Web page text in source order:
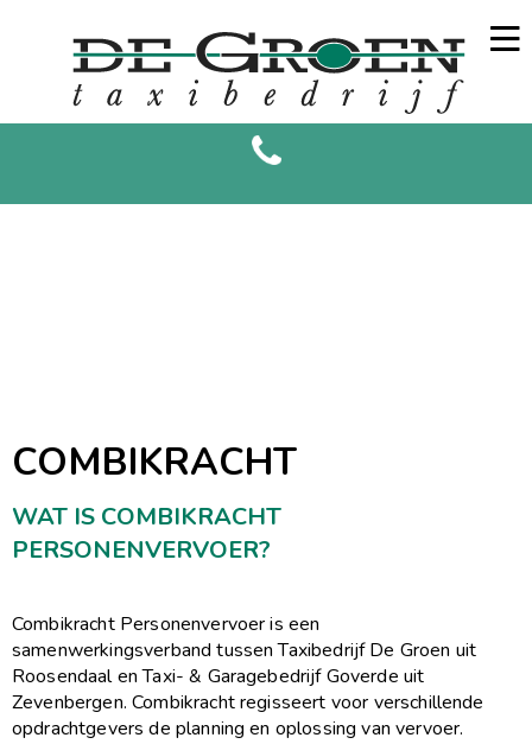
COMBIKRACHT
WAT IS COMBIKRACHT
PERSONENVERVOER?
Combikracht Personenvervoer is een
samenwerkingsverband tussen Taxibedrijf De Groen uit
Roosendaal en Taxi- & Garagebedrijf Goverde uit
Zevenbergen. Combikracht regisseert voor verschillende
opdrachtgevers de planning en oplossing van vervoer.